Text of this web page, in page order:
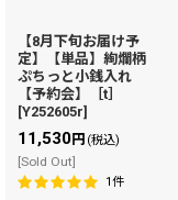
【8月下旬お届け予
定】【単品】絢爛柄
ぷちっと小銭入れ
【予約会】［t］
[Y252605r]
11,530円 (税込)
[Sold Out]
1件